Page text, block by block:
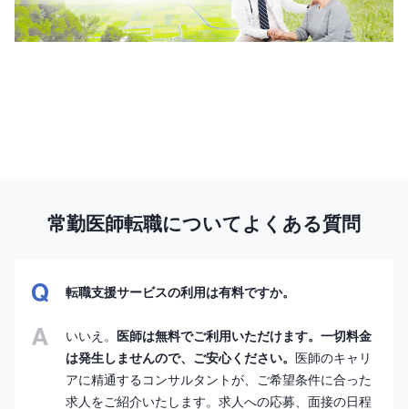
常勤医師転職についてよくある質問
転職支援サービスの利用は有料ですか。
いいえ。 医師は無料でご利用いただけます。一切料金
は発生しませんので、ご安心ください。 医師のキャリ
アに精通するコンサルタントが、ご希望条件に合った
求人をご紹介いたします。求人への応募、面接の日程